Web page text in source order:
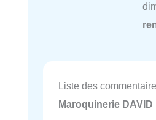
Liste des
Maroquinerie DAVID